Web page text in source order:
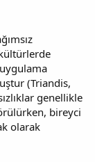
(Triandis,
genellikle
bireyci
olarak